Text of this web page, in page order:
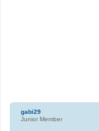
gabi29
Junior Member